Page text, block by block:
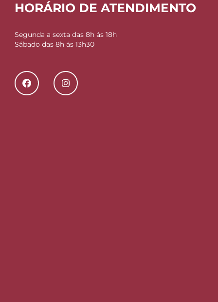
HORÁRIO DE ATENDIMENTO
Segunda a sexta das 8h ás 18h
Sábado das 8h ás 13h30